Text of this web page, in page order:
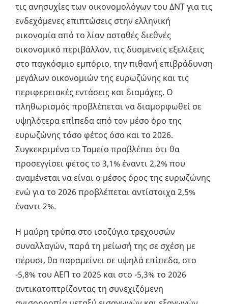
τις ανησυχίες των οικονομολόγων του ΔΝΤ για τις
ενδεχόμενες επιπτώσεις στην ελληνική
οικονομία από το λίαν ασταθές διεθνές
οικονομικό περιβάλλον, τις δυσμενείς εξελίξεις
στο παγκόσμιο εμπόριο, την πιθανή επιβράδυνση
μεγάλων οικονομιών της ευρωζώνης και τις
περιφερειακές εντάσεις και διαμάχες. Ο
πληθωρισμός προβλέπεται να διαμορφωθεί σε
υψηλότερα επίπεδα από τον μέσο όρο της
ευρωζώνης τόσο φέτος όσο και το 2026.
Συγκεκριμένα το Ταμείο προβλέπει ότι θα
προσεγγίσει φέτος το 3,1% έναντι 2,2% που
αναμένεται να είναι ο μέσος όρος της ευρωζώνης
ενώ για το 2026 προβλέπεται αντίστοιχα 2,5%
έναντι 2%.
Η μαύρη τρύπα στο ισοζύγιο τρεχουσών
συναλλαγών, παρά τη μείωσή της σε σχέση με
πέρυσι, θα παραμείνει σε υψηλά επίπεδα, στο
-5,8% του ΑΕΠ το 2025 και στο -5,3% το 2026
αντικατοπτρίζοντας τη συνεχιζόμενη